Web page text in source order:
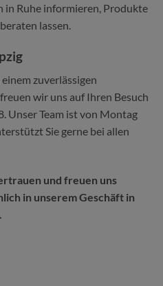
in Ruhe informieren, Produkte
lassen.
zuverlässigen
wir uns auf Ihren Besuch
Unser Team ist von Montag
Sie gerne bei allen
und freuen uns
in unserem Geschäft in